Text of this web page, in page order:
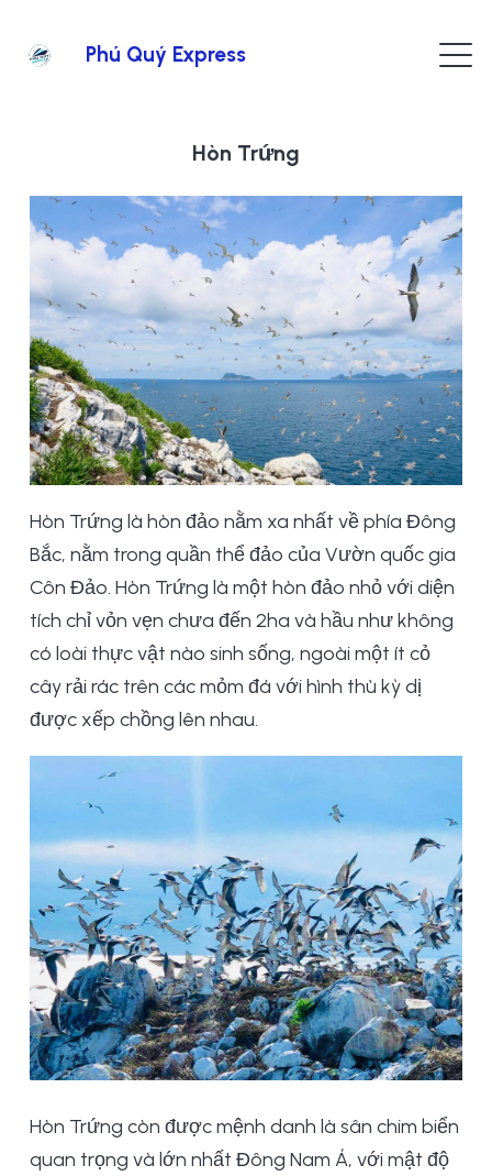
Phú Quý Express
Hòn Trứng
Hòn Trứng là hòn đảo nằm xa nhất về phía Đông
Bắc, nằm trong quần thể đảo của Vườn quốc gia
Côn Đảo. Hòn Trứng là một hòn đảo nhỏ với diện
tích chỉ vỏn vẹn chưa đến 2ha và hầu như không
có loài thực vật nào sinh sống, ngoài một ít cỏ
cây rải rác trên các mỏm đá với hình thù kỳ dị
được xếp chồng lên nhau.
Hòn Trứng còn được mệnh danh là sân chim biển
quan trọng và lớn nhất Đông Nam Á, với mật độ